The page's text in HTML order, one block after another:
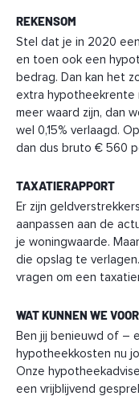
REKENSOM
Stel dat je in 2020
en toen ook een
bedrag. Dan kan het
extra hypotheekrente
meer waard zijn, dan
wel 0,15% verlaagd.
dan dus bruto € 560
TAXATIERAPPORT
Er zijn
aanpassen aan de
je woningwaarde.
die opslag te
vragen om een
WAT KUNNEN WE
Ben jij benieuwd of –
hypotheekkosten nu
Onze
een vrijblijvend